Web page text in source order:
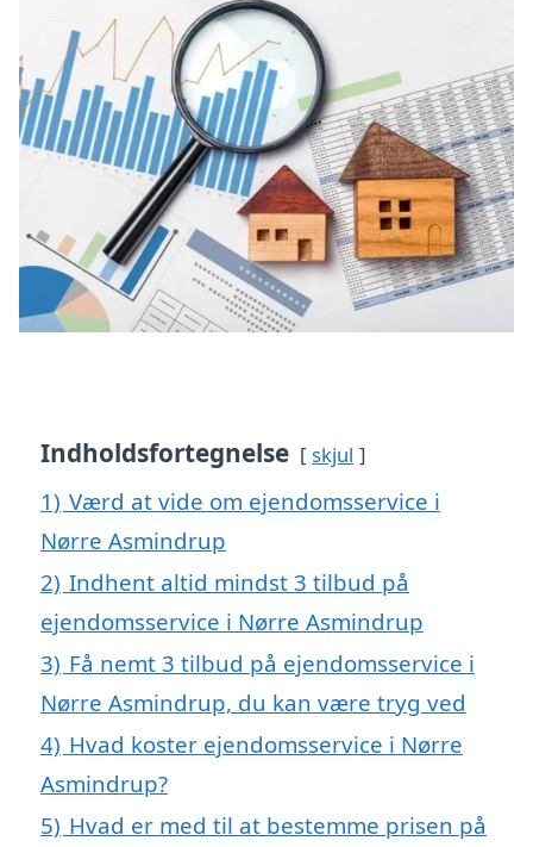
Indholdsfortegnelse skjul
1) Værd at vide om ejendomsservice i
Nørre Asmindrup
2) Indhent altid mindst 3 tilbud på
ejendomsservice i Nørre Asmindrup
3) Få nemt 3 tilbud på ejendomsservice i
Nørre Asmindrup, du kan være tryg ved
4) Hvad koster ejendomsservice i Nørre
Asmindrup?
5) Hvad er med til at bestemme prisen på